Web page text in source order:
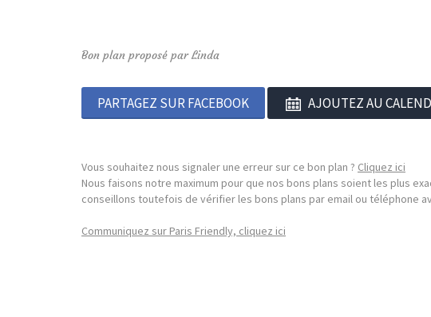
Bon plan proposé par Linda
PARTAGEZ SUR FACEBOOK AJOUTEZ AU
Vous souhaitez nous signaler une erreur sur ce bon plan ? Cliquez ici
Nous faisons notre maximum pour que nos bons plans soient les plus
conseillons toutefois de vérifier les bons plans par email ou téléphone
Communiquez sur Paris Friendly, cliquez ici